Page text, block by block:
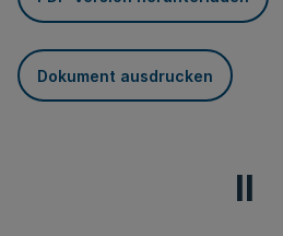
Dokument ausdrucken
II